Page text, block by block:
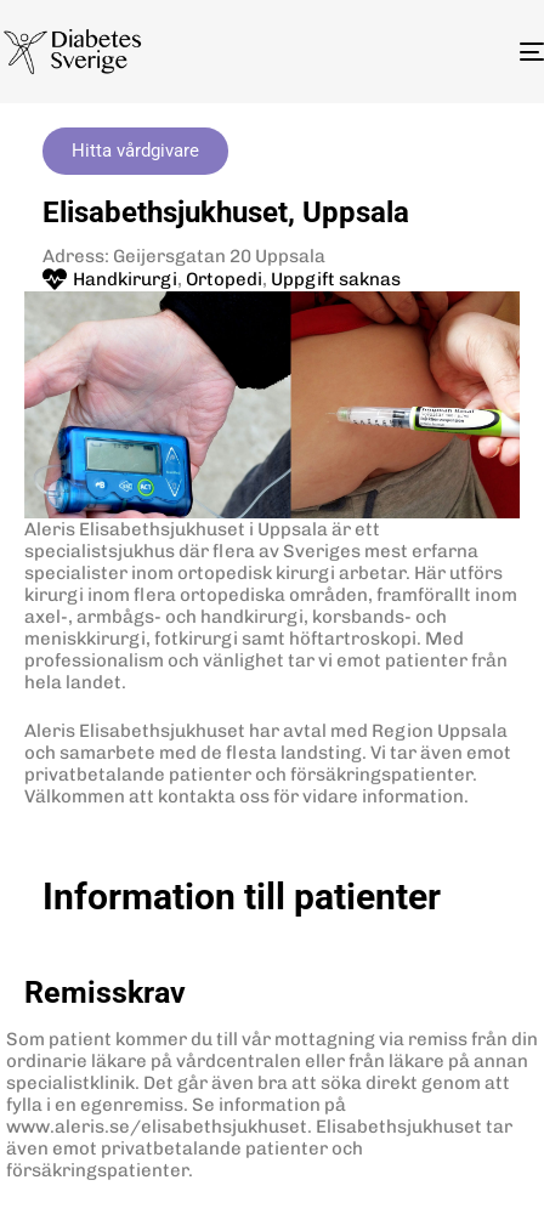
Hitta vårdgivare
Elisabethsjukhuset, Uppsala
Adress: Geijersgatan 20 Uppsala
Handkirurgi, Ortopedi, Uppgift saknas
Aleris Elisabethsjukhuset i Uppsala är ett
specialistsjukhus där flera av Sveriges mest erfarna
specialister inom ortopedisk kirurgi arbetar. Här utförs
kirurgi inom flera ortopediska områden, framförallt inom
axel-, armbågs- och handkirurgi, korsbands- och
meniskkirurgi, fotkirurgi samt höftartroskopi. Med
professionalism och vänlighet tar vi emot patienter från
hela landet.
Aleris Elisabethsjukhuset har avtal med Region Uppsala
och samarbete med de flesta landsting. Vi tar även emot
privatbetalande patienter och försäkringspatienter.
Välkommen att kontakta oss för vidare information.
Information till patienter
Remisskrav
Som patient kommer du till vår mottagning via remiss från din
ordinarie läkare på vårdcentralen eller från läkare på annan
specialistklinik. Det går även bra att söka direkt genom att
fylla i en egenremiss. Se information på
www.aleris.se/elisabethsjukhuset. Elisabethsjukhuset tar
även emot privatbetalande patienter och
försäkringspatienter.